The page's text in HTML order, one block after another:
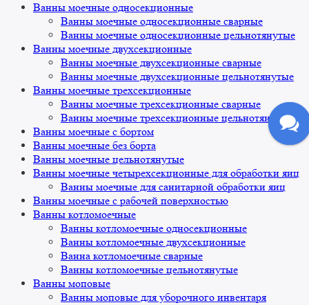
Ванны моечные односекционные
Ванны моечные односекционные сварные
Ванны моечные односекционные цельнотянутые
Ванны моечные двухсекционные
Ванны моечные двухсекционные сварные
Ванны моечные двухсекционные цельнотянутые
Ванны моечные трехсекционные
Ванны моечные трехсекционные сварные
Ванны моечные трехсекционные цельнотянутые
Ванны моечные с бортом
Ванны моечные без борта
Ванны моечные цельнотянутые
Ванны моечные четырехсекционные для обработки яиц
Ванны моечные для санитарной обработки яиц
Ванны моечные с рабочей поверхностью
Ванны котломоечные
Ванны котломоечные односекционные
Ванны котломоечные двухсекционные
Ванна котломоечные сварные
Ванны котломоечные цельнотянутые
Ванны моповые
Ванны моповые для уборочного инвентаря